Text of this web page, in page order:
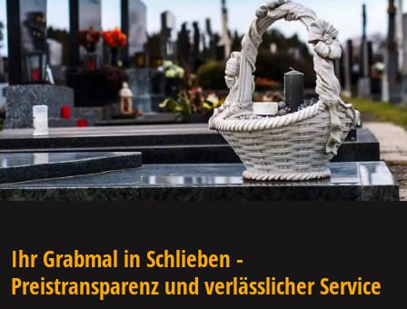
Ihr Grabmal in Schlieben -
Preistransparenz und verlässlicher Service